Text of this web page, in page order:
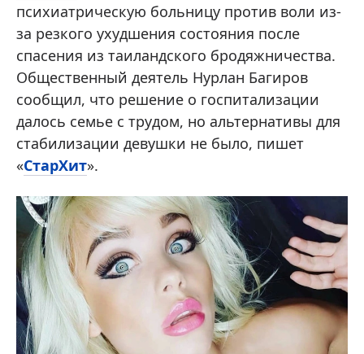
психиатрическую больницу против воли из-
за резкого ухудшения состояния после
спасения из таиландского бродяжничества.
Общественный деятель Нурлан Багиров
сообщил, что решение о госпитализации
далось семье с трудом, но альтернативы для
стабилизации девушки не было, пишет
«СтарХит».